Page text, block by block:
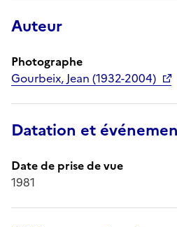
Auteur
Photographe
Gourbeix, Jean (1932-2004)
Datation et
Date de prise de vue
1981